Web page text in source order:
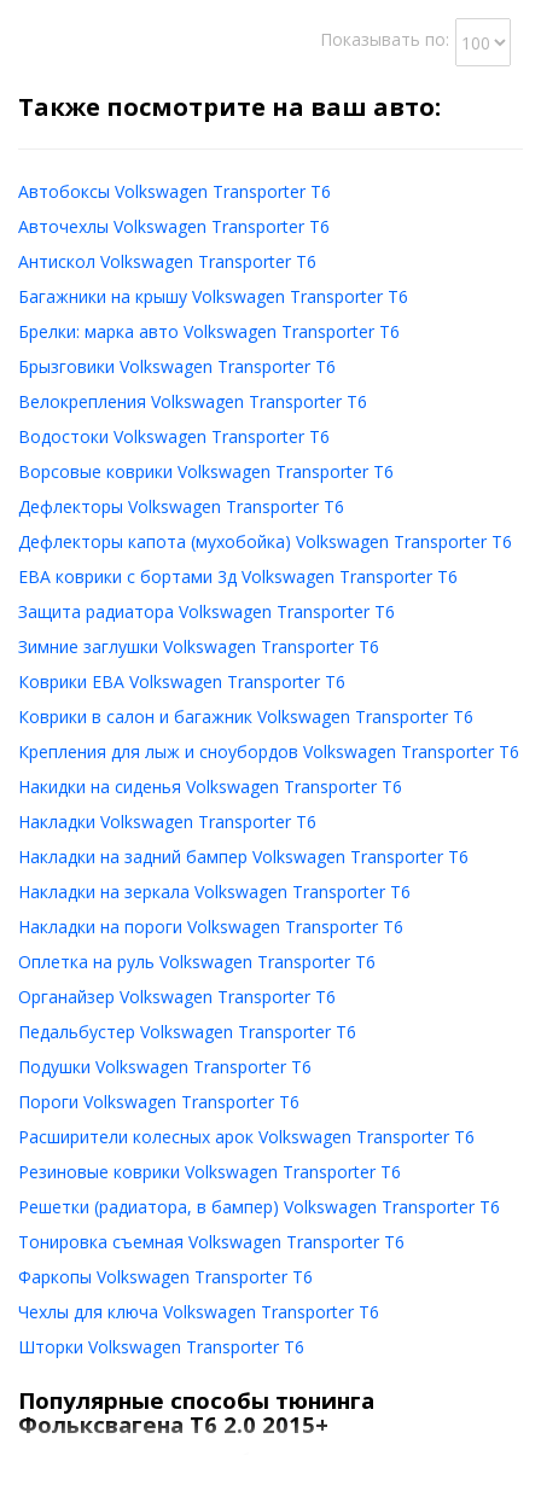
Показывать по:
Также посмотрите на ваш авто:
Автобоксы Volkswagen Transporter T6
Авточехлы Volkswagen Transporter T6
Антискол Volkswagen Transporter T6
Багажники на крышу Volkswagen Transporter T6
Брелки: марка авто Volkswagen Transporter T6
Брызговики Volkswagen Transporter T6
Велокрепления Volkswagen Transporter T6
Водостоки Volkswagen Transporter T6
Ворсовые коврики Volkswagen Transporter T6
Дефлекторы Volkswagen Transporter T6
Дефлекторы капота (мухобойка) Volkswagen Transporter T6
ЕВА коврики с бортами 3д Volkswagen Transporter T6
Защита радиатора Volkswagen Transporter T6
Зимние заглушки Volkswagen Transporter T6
Коврики ЕВА Volkswagen Transporter T6
Коврики в салон и багажник Volkswagen Transporter T6
Крепления для лыж и сноубордов Volkswagen Transporter T6
Накидки на сиденья Volkswagen Transporter T6
Накладки Volkswagen Transporter T6
Накладки на задний бампер Volkswagen Transporter T6
Накладки на зеркала Volkswagen Transporter T6
Накладки на пороги Volkswagen Transporter T6
Оплетка на руль Volkswagen Transporter T6
Органайзер Volkswagen Transporter T6
Педальбустер Volkswagen Transporter T6
Подушки Volkswagen Transporter T6
Пороги Volkswagen Transporter T6
Расширители колесных арок Volkswagen Transporter T6
Резиновые коврики Volkswagen Transporter T6
Решетки (радиатора, в бампер) Volkswagen Transporter T6
Тонировка съемная Volkswagen Transporter T6
Фаркопы Volkswagen Transporter T6
Чехлы для ключа Volkswagen Transporter T6
Шторки Volkswagen Transporter T6
Популярные способы тюнинга
Фольксвагена T6 2.0 2015+